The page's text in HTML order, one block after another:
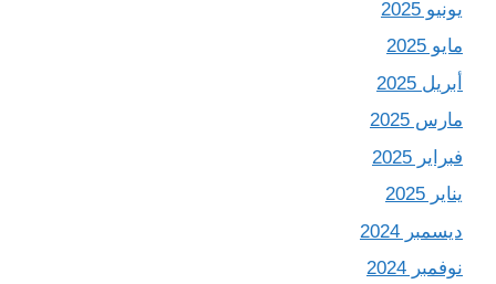
يونيو 2025
مايو 2025
أبريل 2025
مارس 2025
فبراير 2025
يناير 2025
ديسمبر 2024
نوفمبر 2024